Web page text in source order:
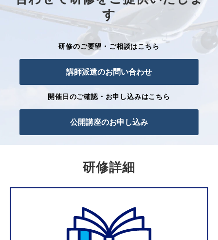
す
研修のご要望・ご相談はこちら
講師派遣のお問い合わせ
開催日のご確認・お申し込みはこちら
公開講座のお申し込み
研修詳細